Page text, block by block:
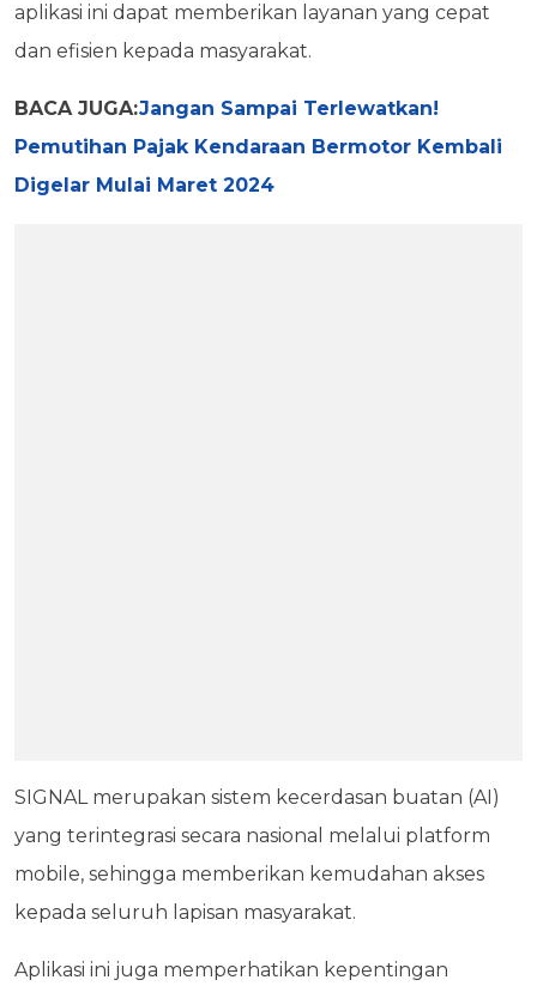
aplikasi ini dapat memberikan layanan yang cepat
dan efisien kepada masyarakat.
BACA JUGA:Jangan Sampai Terlewatkan!
Pemutihan Pajak Kendaraan Bermotor Kembali
Digelar Mulai Maret 2024
SIGNAL merupakan sistem kecerdasan buatan (AI)
yang terintegrasi secara nasional melalui platform
mobile, sehingga memberikan kemudahan akses
kepada seluruh lapisan masyarakat.
Aplikasi ini juga memperhatikan kepentingan